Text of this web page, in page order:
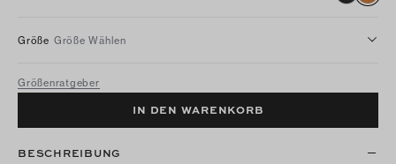
Größe Größe Wählen
Größenratgeber
IN DEN WARENKORB
BESCHREIBUNG